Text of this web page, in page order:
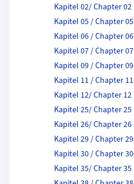
Kapitel 02/ Chapter 02
Kapitel 05 / Chapter 05
Kapitel 06 / Chapter 06
Kapitel 07 / Chapter 07
Kapitel 09 / Chapter 09
Kapitel 11 / Chapter 11
Kapitel 12/ Chapter 12
Kapitel 25/ Chapter 25
Kapitel 26/ Chapter 26
Kapitel 29 / Chapter 29
Kapitel 30 / Chapter 30
Kapitel 35/ Chapter 35